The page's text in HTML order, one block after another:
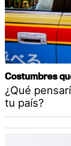
Costumbres
¿Qué
tu país?